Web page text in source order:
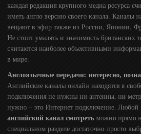
каждая редакция крупного медиа ресурса
иметь англо версию своего канала. Каналы
вещают в эфир также из России, Японии,
Не стоит умалять и значимость британских
считаются наиболее объективными
в мире.
Англоязычные передачи: интересно,
Английские каналы онлайн находятся в
подключения не нужны ни антенны, ни
нужно – это Интернет подключение. Любой
английский канал смотреть можно прямо
специальном разделе достаточно просто